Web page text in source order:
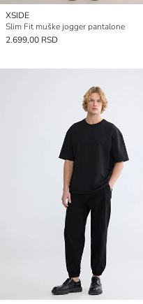
XSIDE
Slim Fit muške jogger pantalone
2.699,00 RSD